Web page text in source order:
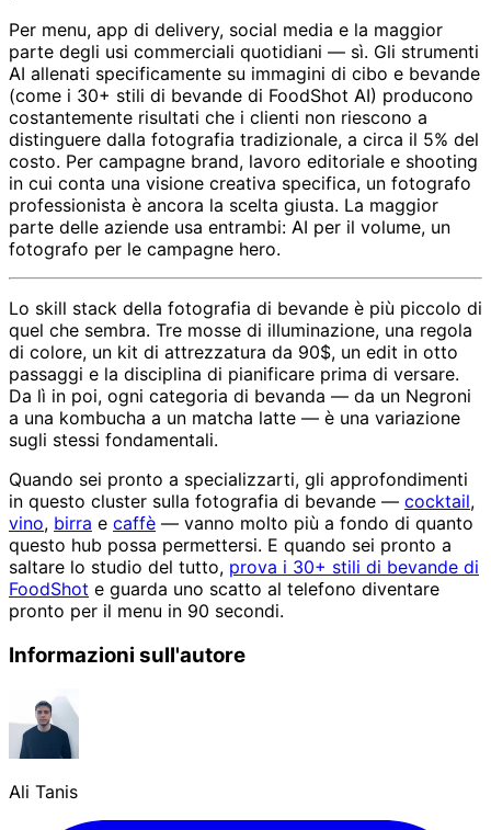
Per menu, app di delivery, social media e la maggior
parte degli usi commerciali quotidiani — sì. Gli strumenti
AI allenati specificamente su immagini di cibo e bevande
(come i 30+ stili di bevande di FoodShot AI) producono
costantemente risultati che i clienti non riescono a
distinguere dalla fotografia tradizionale, a circa il 5% del
costo. Per campagne brand, lavoro editoriale e shooting
in cui conta una visione creativa specifica, un fotografo
professionista è ancora la scelta giusta. La maggior
parte delle aziende usa entrambi: AI per il volume, un
fotografo per le campagne hero.
Lo skill stack della fotografia di bevande è più piccolo di
quel che sembra. Tre mosse di illuminazione, una regola
di colore, un kit di attrezzatura da 90$, un edit in otto
passaggi e la disciplina di pianificare prima di versare.
Da lì in poi, ogni categoria di bevanda — da un Negroni
a una kombucha a un matcha latte — è una variazione
sugli stessi fondamentali.
Quando sei pronto a specializzarti, gli approfondimenti
in questo cluster sulla fotografia di bevande — cocktail,
vino, birra e caffè — vanno molto più a fondo di quanto
questo hub possa permettersi. E quando sei pronto a
saltare lo studio del tutto, prova i 30+ stili di bevande di
FoodShot e guarda uno scatto al telefono diventare
pronto per il menu in 90 secondi.
Informazioni sull'autore
Ali Tanis